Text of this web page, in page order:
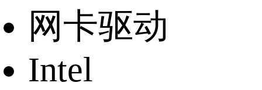
网卡驱动
Intel